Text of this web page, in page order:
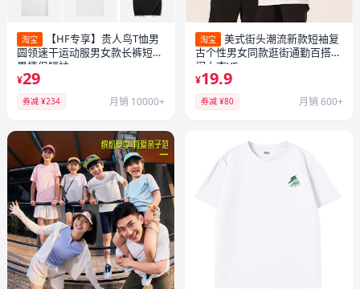
淘宝
【HF专享】贵人鸟T恤男
圆领速干运动服男女款长裤短裤
男情侣短袖
¥29
券减 ¥234 月销 10000+
淘宝
美式街头潮流新款短袖复
古个性男女同款逛街通勤百搭休
闲上衣YF
¥19.9
券减 ¥80 月销 600+